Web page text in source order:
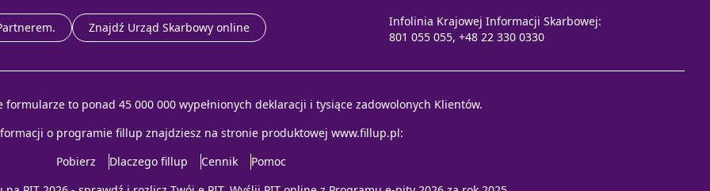
Znajdź Urząd Skarbowy online
Infolinia Krajowej Informacji Skarbowej:
801 055 055, +48 22 330 0330
formularze to ponad 45 000 000 wypełnionych deklaracji i tysiące zadowolonych Klientów.
o programie fillup znajdziesz na stronie produktowej www.fillup.pl:
Pobierz
Dlaczego fillup Cennik
Pomoc